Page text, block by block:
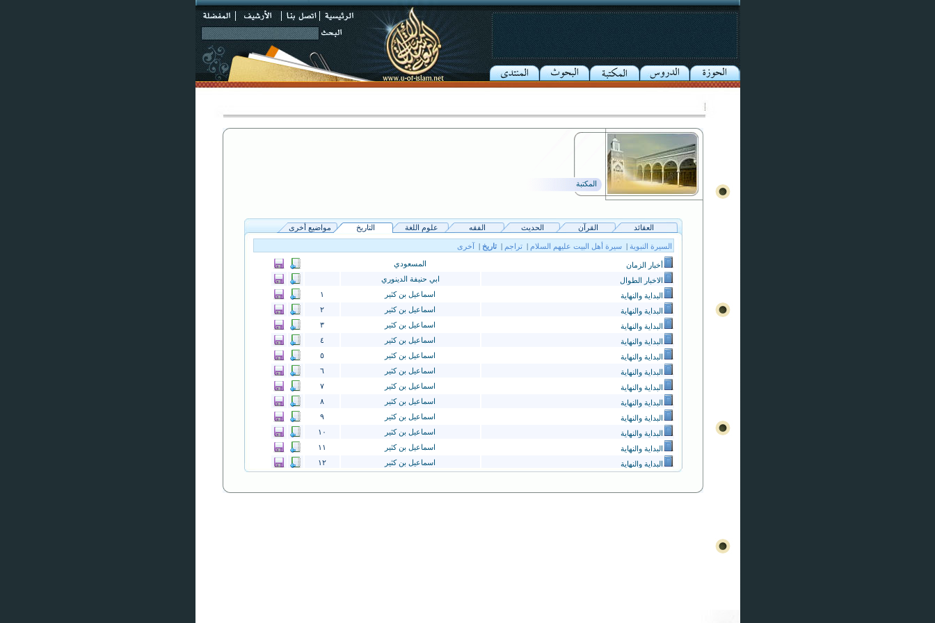
المكتبة
العقائد القرآن الحديث الفقه علوم اللغة التاريخ مواضيع أخرى
السيرة النبوية | سيرة أهل البيت عليهم السلام | تراجم | تاريخ | آخرى
أخبار الزمان
المسعودي
الاخبار الطوال
ابي حنيفة الدينوري
البداية والنهاية
اسماعيل بن كثير
١
البداية والنهاية
اسماعيل بن كثير
٢
البداية والنهاية
اسماعيل بن كثير
٣
البداية والنهاية
اسماعيل بن كثير
٤
البداية والنهاية
اسماعيل بن كثير
٥
البداية والنهاية
اسماعيل بن كثير
٦
البداية والنهاية
اسماعيل بن كثير
٧
البداية والنهاية
اسماعيل بن كثير
٨
البداية والنهاية
اسماعيل بن كثير
٩
البداية والنهاية
اسماعيل بن كثير
١٠
البداية والنهاية
اسماعيل بن كثير
١١
البداية والنهاية
اسماعيل بن كثير
١٢
البداية والنهاية
اسماعيل بن كثير
١٤